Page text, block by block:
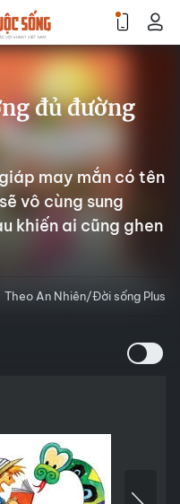
đủ đường
may mắn có tên
vô cùng sung
khiến ai cũng ghen
Theo An Nhiên/Đời sống Plus